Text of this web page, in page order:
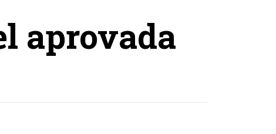
aprovada